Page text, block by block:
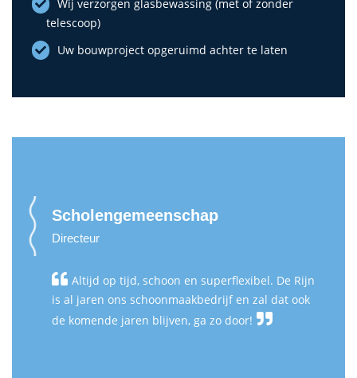
Wij verzorgen glasbewassing (met of zonder
telescoop)
Uw bouwproject opgeruimd achter te laten
Scholengemeenschap
Directeur
Altijd op tijd, schoon en superflexibel. De Rijn
is al jaren ons schoonmaakbedrijf en zal dat ook
de komende jaren blijven, ga zo door!